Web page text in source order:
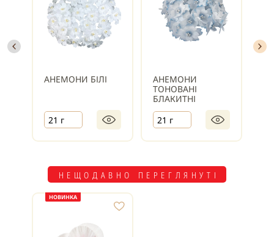
АНЕМОНИ БІЛІ
21 г
АНЕМОНИ
ТОНОВАНІ
БЛАКИТНІ
21 г
НЕЩОДАВНО ПЕРЕГЛЯНУТІ
НОВИНКА